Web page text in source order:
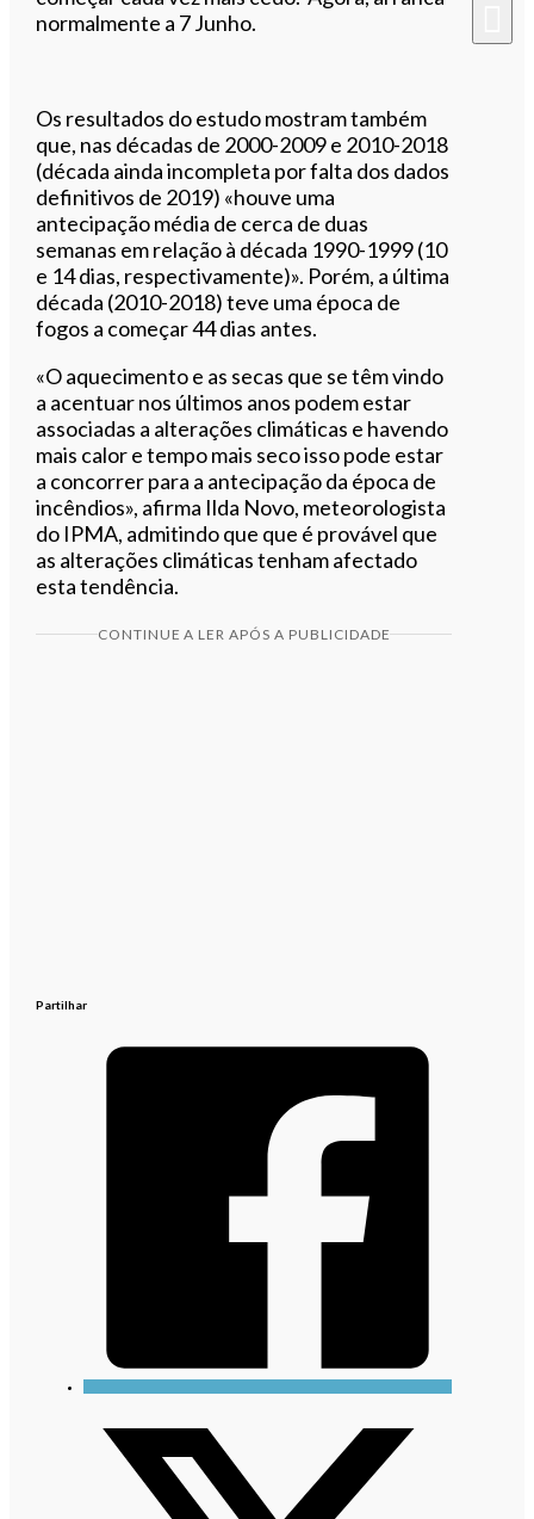
normalmente a 7 Junho.
Os resultados do estudo mostram também
que, nas décadas de 2000-2009 e 2010-2018
(década ainda incompleta por falta dos dados
definitivos de 2019) «houve uma
antecipação média de cerca de duas
semanas em relação à década 1990-1999 (10
e 14 dias, respectivamente)». Porém, a última
década (2010-2018) teve uma época de
fogos a começar 44 dias antes.
«O aquecimento e as secas que se têm vindo
a acentuar nos últimos anos podem estar
associadas a alterações climáticas e havendo
mais calor e tempo mais seco isso pode estar
a concorrer para a antecipação da época de
incêndios», afirma Ilda Novo, meteorologista
do IPMA, admitindo que que é provável que
as alterações climáticas tenham afectado
esta tendência.
CONTINUE A LER APÓS A PUBLICIDADE
Partilhar